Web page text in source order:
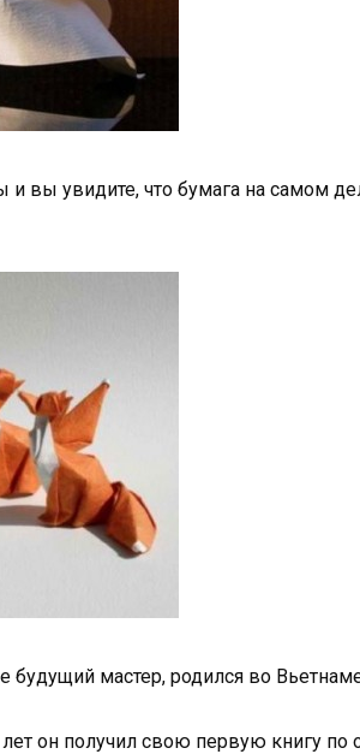
и вы увидите, что бумага на самом
будущий мастер, родился во
он получил свою первую книгу по